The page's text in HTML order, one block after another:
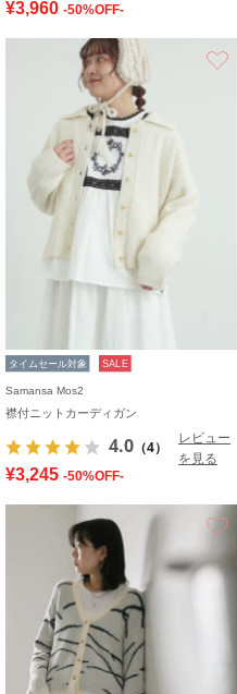
¥3,960 -50%OFF-
タイムセール対象 SALE
Samansa Mos2
襟付ニットカーディガン
4.0 （4）
レビュー
を見る
¥3,245 -50%OFF-